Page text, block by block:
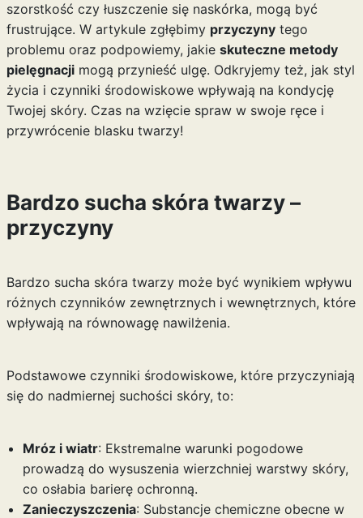
szorstkość czy łuszczenie się naskórka, mogą być
frustrujące. W artykule zgłębimy przyczynytego
problemu oraz podpowiemy, jakie skuteczne metody
pielęgnacjimogą przynieść ulgę. Odkryjemy też, jak styl
życia i czynniki środowiskowe wpływają na kondycję
Twojej skóry. Czas na wzięcie spraw w swoje ręce i
przywrócenie blasku twarzy!
Bardzo sucha skóra twarzy –
przyczyny
Bardzo sucha skóra twarzy może być wynikiem wpływu
różnych czynników zewnętrznych i wewnętrznych, które
wpływają na równowagę nawilżenia.
Podstawowe czynniki środowiskowe, które przyczyniają
się do nadmiernej suchości skóry, to:
Mróz i wiatr: Ekstremalne warunki pogodowe
prowadzą do wysuszenia wierzchniej warstwy skóry,
co osłabia barierę ochronną.
Zanieczyszczenia: Substancje chemiczne obecne w